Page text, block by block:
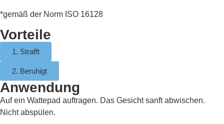
*gemäß der Norm ISO 16128
Vorteile
1. Strafft
2. Beruhigt
Anwendung
Auf ein Wattepad auftragen. Das Gesicht sanft abwischen.
Nicht abspülen.